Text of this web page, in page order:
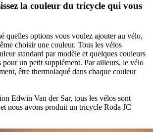
la couleur du tricycle qui vous
quelles options vous voulez ajouter au vélo,
choisir une couleur. Tous les vélos
standard par modèle et quelques couleurs
pour un petit supplément. Par ailleurs, le vélo
être thermolaqué dans chaque couleur
Edwin Van der Sar, tous les vélos sont
nous avons produit un tricycle Roda JC